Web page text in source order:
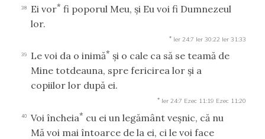
38 Ei vor* fi poporul Meu, şi Eu voi fi Dumnezeul
lor.
* Ier 24:7 Ier 30:22 Ier 31:33
39 Le voi da o inimă* şi o cale ca să se teamă de
Mine totdeauna, spre fericirea lor şi a
copiilor lor după ei.
* Ier 24:7 Ezec 11:19 Ezec 11:20
40 Voi încheia* cu ei un legământ veşnic, că nu
Mă voi mai întoarce de la ei, ci le voi face